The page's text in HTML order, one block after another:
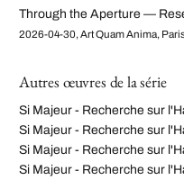
Through the Aperture —
2026-04-30, Art Quam Anima,
Autres œuvres de la série
Si Majeur - Recherche sur
Si Majeur - Recherche sur
Si Majeur - Recherche sur
Si Majeur - Recherche sur